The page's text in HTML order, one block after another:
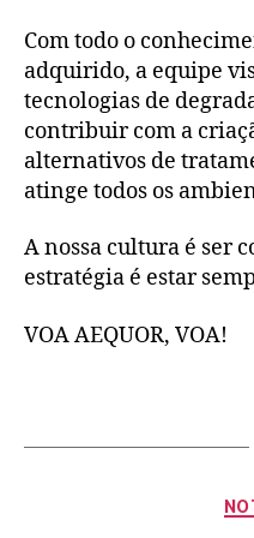
Com todo o
adquirido, a equipe
tecnologias de
contribuir com a
alternativos de
atinge todos os
A nossa cultura é ser
estratégia é estar
VOA AEQUOR, VOA!